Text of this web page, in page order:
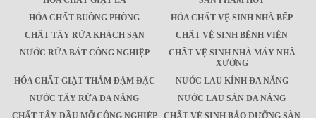
HÓA CHẤT BUỒNG PHÒNG
HÓA CHẤT VỆ SINH NHÀ BẾP
CHẤT TẨY RỬA KHÁCH SẠN
CHẤT VỆ SINH BỆNH VIỆN
NƯỚC RỬA BÁT CÔNG NGHIỆP
CHẤT VỆ SINH NHÀ MÁY NHÀ
XƯỞNG
HÓA CHẤT GIẶT THẢM ĐẬM ĐẶC
NƯỚC LAU KÍNH ĐA NĂNG
NƯỚC TẨY RỬA ĐA NĂNG
NƯỚC LAU SÀN ĐA NĂNG